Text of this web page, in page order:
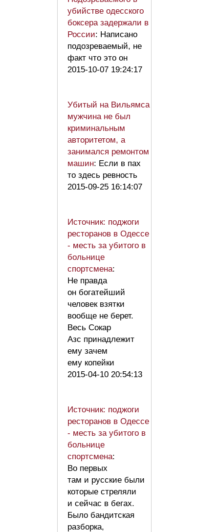
убийстве одесского
боксера задержали в
России: Написано
подозреваемый, не
факт что это он
2015-10-07 19:24:17
Убитый на Вильямса
мужчина не был
криминальным
авторитетом, а
занимался ремонтом
машин: Если в пах
то здесь ревность
2015-09-25 16:14:07
Источник: поджоги
ресторанов в Одессе
- месть за убитого в
больнице
спортсмена:
Не правда
он богатейший
человек взятки
вообще не берет.
Весь Сокар
Азс принадлежит
ему зачем
ему копейки
2015-04-10 20:54:13
Источник: поджоги
ресторанов в Одессе
- месть за убитого в
больнице
спортсмена:
Во первых
там и русские были
которые стреляли
и сейчас в бегах.
Было бандитская
разборка,